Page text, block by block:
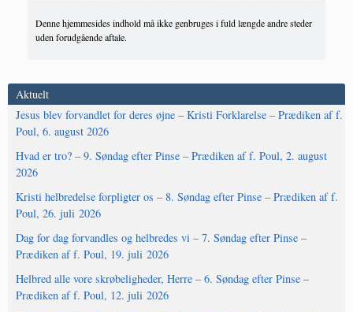
Denne hjemmesides indhold må ikke genbruges i fuld længde andre steder
uden forudgående aftale.
Aktuelt
Jesus blev forvandlet for deres øjne – Kristi Forklarelse – Prædiken af f.
Poul, 6. august 2026
Hvad er tro? – 9. Søndag efter Pinse – Prædiken af f. Poul, 2. august
2026
Kristi helbredelse forpligter os – 8. Søndag efter Pinse – Prædiken af f.
Poul, 26. juli 2026
Dag for dag forvandles og helbredes vi – 7. Søndag efter Pinse –
Prædiken af f. Poul, 19. juli 2026
Helbred alle vore skrøbeligheder, Herre – 6. Søndag efter Pinse –
Prædiken af f. Poul, 12. juli 2026